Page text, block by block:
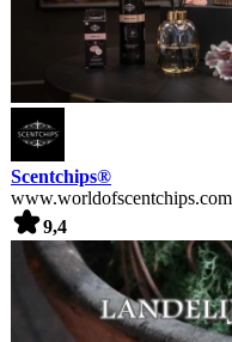
Scentchips®
www.worldofscentchips.com
9,4